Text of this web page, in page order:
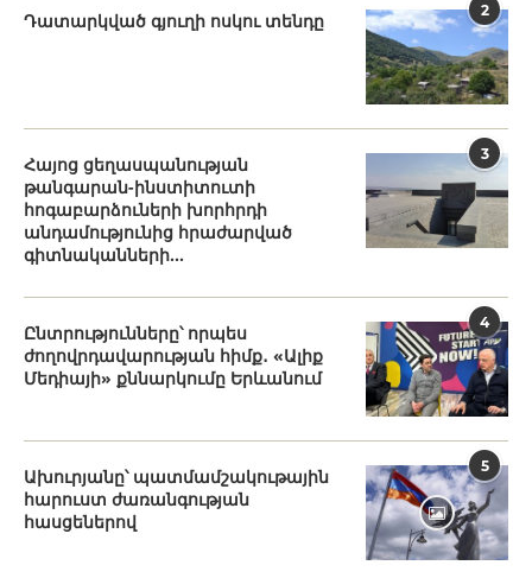
2
Դատարկված գյուղի ոսկու տենդը
3
Հայոց ցեղասպանության
թանգարան-ինստիտուտի
հոգաբարձուների խորհրդի
անդամությունից հրաժարված
գիտնականների...
4
Ընտրությունները՝ որպես
ժողովրդավարության հիմք․ «Ալիք
Մեդիայի» քննարկումը Երևանում
5
Ախուրյանը՝ պատմամշակութային
հարուստ ժառանգության
հասցեներով